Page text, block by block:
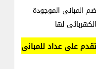
المبانى الموجودة
لها
على عداد للمبانى